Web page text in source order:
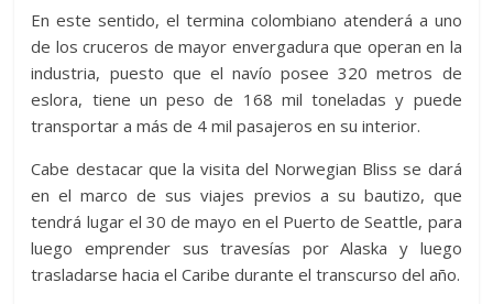
En este sentido, el termina colombiano atenderá a uno
de los cruceros de mayor envergadura que operan en la
industria, puesto que el navío posee 320 metros de
eslora, tiene un peso de 168 mil toneladas y puede
transportar a más de 4 mil pasajeros en su interior.
Cabe destacar que la visita del Norwegian Bliss se dará
en el marco de sus viajes previos a su bautizo, que
tendrá lugar el 30 de mayo en el Puerto de Seattle, para
luego emprender sus travesías por Alaska y luego
trasladarse hacia el Caribe durante el transcurso del año.